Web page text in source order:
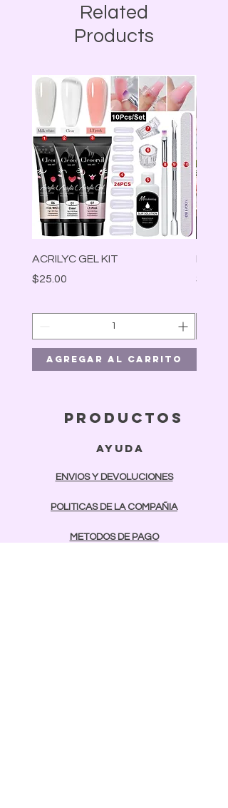
Related
Products
ACRILYC GEL KIT
Precio
$25.00
Agregar al carrito
Precio
$30.00
productos
ayuda
ENVIOS Y DEVOLUCIONES
POLITICAS DE LA COMPAÑIA
METODOS DE PAGO